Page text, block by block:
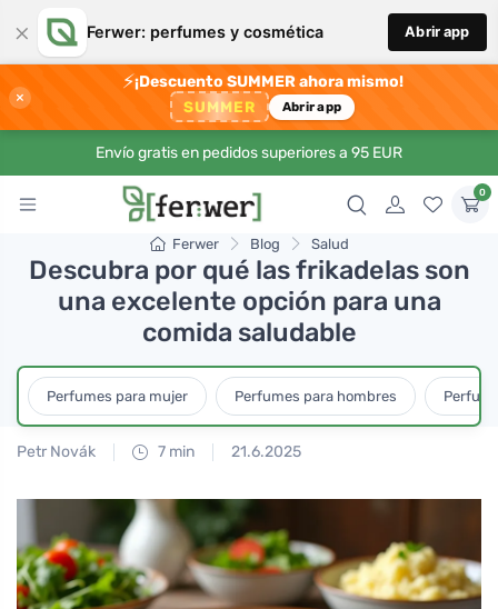
× Ferwer: perfumes y cosmética Abrir app
×
⚡¡Descuento SUMMER ahora mismo!
SUMMER Abrir app
Envío gratis en pedidos superiores a 95 EUR
0
Ferwer Blog Salud
Descubra por qué las frikadelas son
una excelente opción para una
comida saludable
Perfumes para mujer Perfumes para hombres
Petr Novák 7 min 21.6.2025